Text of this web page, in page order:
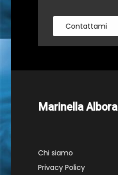
Contattami
Marinella Albora
Chi siamo
Privacy Policy